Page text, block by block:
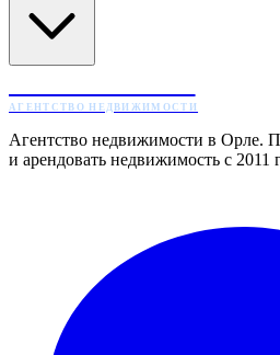
АГЕНТСТВО НЕДВИЖИМОСТИ
Агентство недвижимости в Орле.
и арендовать недвижимость с 2011